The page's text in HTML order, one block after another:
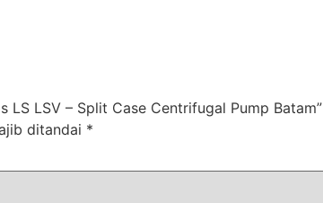
LSV – Split Case Centrifugal Pump Batam”
ditandai *